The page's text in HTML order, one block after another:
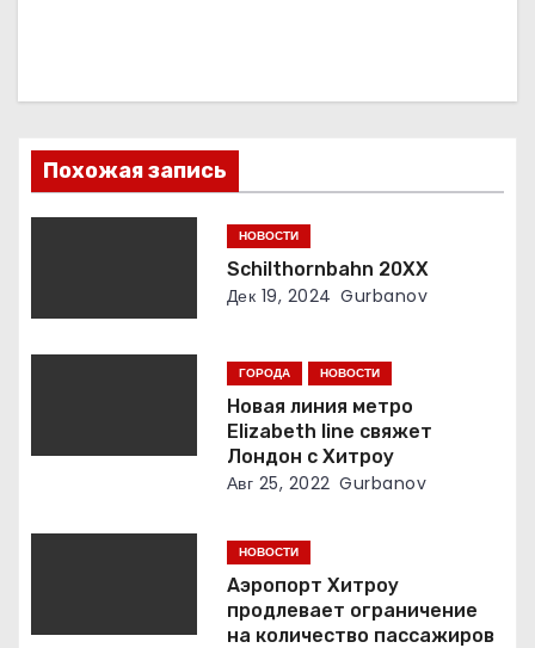
п
а
я
Похожая запись
НОВОСТИ
Schilthornbahn 20XX
Дек 19, 2024 Gurbanov
ГОРОДА НОВОСТИ
Новая линия метро
Elizabeth line свяжет
Лондон с Хитроу
Авг 25, 2022 Gurbanov
НОВОСТИ
Аэропорт Хитроу
продлевает ограничение
на количество пассажиров